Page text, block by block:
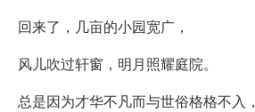
回来了，几亩的小园宽广，
风儿吹过轩窗，明月照耀庭院。
总是因为才华不凡而与世俗格格不入，